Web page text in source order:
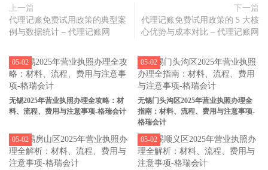
上一篇
代理记账免费试用政策的典型案
例与数据统计 – 代理记账网
下一篇
代理记账免费试用政策的 5 大核
心优势与成本对比 – 代理记账网
无锡2025年营业执照办理全攻略：材
料、流程、费用与注意事项-格瑞会计
05-02
无锡门头沟区2025年营业执照办理全
指南：材料、流程、费用与注意事项-
格瑞会计
05-02
05-02 05-02